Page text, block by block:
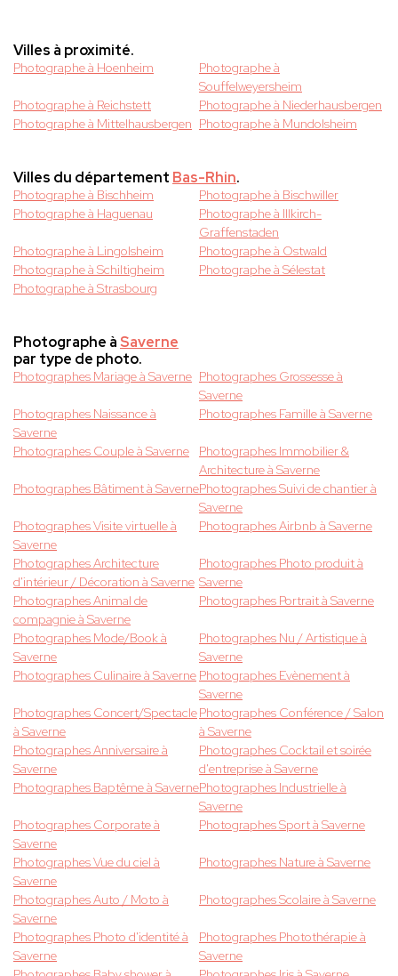
Villes à proximité.
Photographe à Hoenheim
Photographe à
Souffelweyersheim
Photographe à Reichstett
Photographe à Niederhausbergen
Photographe à Mittelhausbergen Photographe à Mundolsheim
Villes du département Bas-Rhin.
Photographe à Bischheim
Photographe à Bischwiller
Photographe à Haguenau
Photographe à Illkirch-
Graffenstaden
Photographe à Lingolsheim
Photographe à Ostwald
Photographe à Schiltigheim
Photographe à Sélestat
Photographe à Strasbourg
Photographe à Saverne
par type de photo.
Photographes Mariage à Saverne Photographes Grossesse à
Saverne
Photographes Naissance à
Saverne
Photographes Famille à Saverne
Photographes Couple à Saverne
Photographes Immobilier &
Architecture à Saverne
Photographes Bâtiment à SavernePhotographes Suivi de chantier à
Saverne
Photographes Visite virtuelle à
Saverne
Photographes Airbnb à Saverne
Photographes Architecture
d'intérieur / Décoration à Saverne
Photographes Photo produit à
Saverne
Photographes Animal de
compagnie à Saverne
Photographes Portrait à Saverne
Photographes Mode/Book à
Saverne
Photographes Nu / Artistique à
Saverne
Photographes Culinaire à Saverne Photographes Evènement à
Saverne
Photographes Concert/Spectacle
à Saverne
Photographes Conférence / Salon
à Saverne
Photographes Anniversaire à
Saverne
Photographes Cocktail et soirée
d'entreprise à Saverne
Photographes Baptême à SavernePhotographes Industrielle à
Saverne
Photographes Corporate à
Saverne
Photographes Sport à Saverne
Photographes Vue du ciel à
Saverne
Photographes Nature à Saverne
Photographes Auto / Moto à
Saverne
Photographes Scolaire à Saverne
Photographes Photo d'identité à
Saverne
Photographes Photothérapie à
Saverne